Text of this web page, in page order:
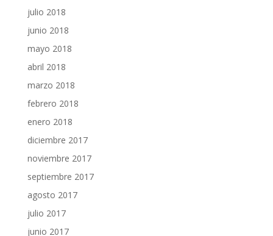
julio 2018
junio 2018
mayo 2018
abril 2018
marzo 2018
febrero 2018
enero 2018
diciembre 2017
noviembre 2017
septiembre 2017
agosto 2017
julio 2017
junio 2017